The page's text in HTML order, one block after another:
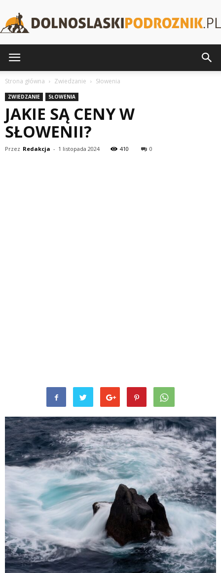
Strona główna Zwiedzanie Słowenia
ZWIEDZANIE SŁOWENIA
JAKIE SĄ CENY W
SŁOWENII?
Przez Redakcja - 1 listopada 2024 410 0